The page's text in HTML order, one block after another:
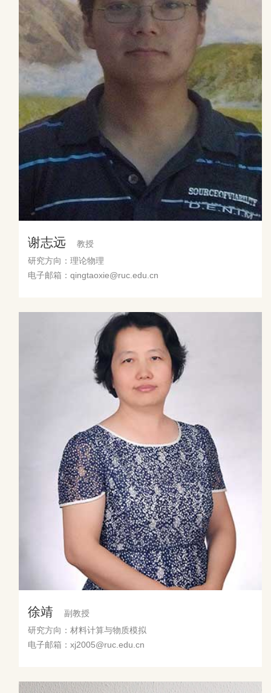
谢志远
教授
研究方向：理论物理
电子邮箱：qingtaoxie@ruc.edu.cn
徐靖
副教授
研究方向：材料计算与物质模拟
电子邮箱：xj2005@ruc.edu.cn